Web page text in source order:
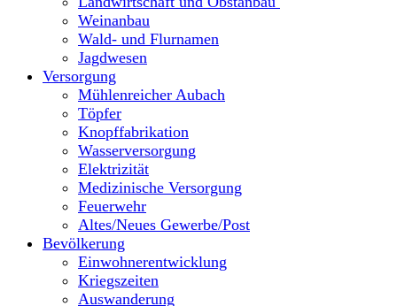
Weinanbau
Wald- und Flurnamen
Jagdwesen
Versorgung
Mühlenreicher Aubach
Töpfer
Knopffabrikation
Wasserversorgung
Elektrizität
Medizinische Versorgung
Feuerwehr
Altes/Neues Gewerbe/Post
Bevölkerung
Einwohnerentwicklung
Kriegszeiten
Auswanderung